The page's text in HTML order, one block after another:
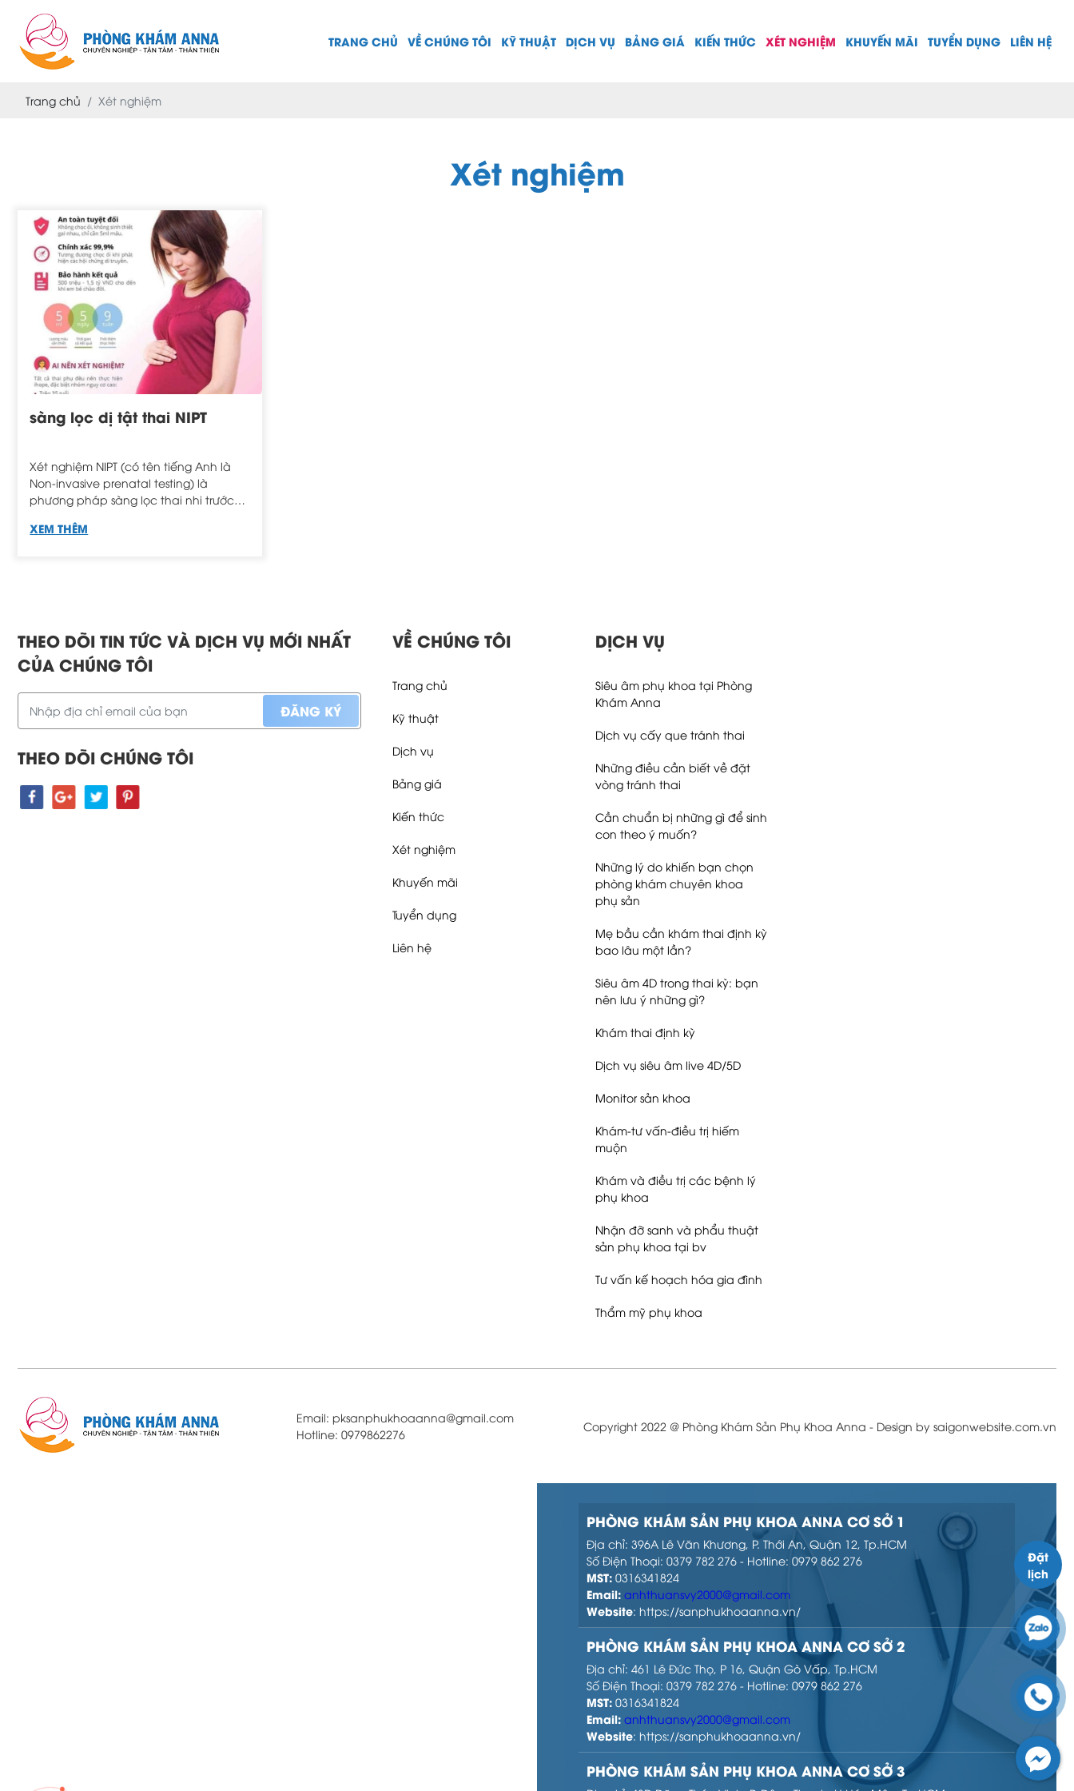
TRANG CHỦ VỀ CHÚNG TÔI KỸ THUẬT DỊCH VỤ BẢNG GIÁ KIẾN THỨC XÉT NGHIỆM KHUYẾN MÃI TUYỂN DỤNG LIÊN HỆ
Trang chủ Xét nghiệm
Xét nghiệm
sàng lọc dị tật thai NIPT
Xét nghiệm NIPT (có tên tiếng Anh là
Non-invasive prenatal testing) là
phương pháp sàng lọc thai nhi trước
Phương pháp này được nhiều thai phụ
XEM THÊM
THEO DÕI TIN TỨC VÀ DỊCH VỤ MỚI NHẤT
CỦA CHÚNG TÔI
THEO DÕI CHÚNG TÔI
VỀ CHÚNG TÔI
Trang chủ
Kỹ thuật
Dịch vụ
Bảng giá
Kiến thức
Xét nghiệm
Khuyến mãi
Tuyển dụng
Liên hệ
DỊCH VỤ
Siêu âm phụ khoa tại Phòng
Khám Anna
Dịch vụ cấy que tránh thai
Những điều cần biết về đặt
vòng tránh thai
Cần chuẩn bị những gì để sinh
con theo ý muốn?
Những lý do khiến bạn chọn
phòng khám chuyên khoa
phụ sản
Mẹ bầu cần khám thai định kỳ
bao lâu một lần?
Siêu âm 4D trong thai kỳ: bạn
nên lưu ý những gì?
Khám thai định kỳ
Dịch vụ siêu âm live 4D/5D
Monitor sản khoa
Khám-tư vấn-điều trị hiếm
muộn
Khám và điều trị các bệnh lý
phụ khoa
Nhận đỡ sanh và phẩu thuật
sản phụ khoa tại bv
Tư vấn kế hoạch hóa gia đình
Thẩm mỹ phụ khoa
Email: pksanphukhoaanna@gmail.com
Hotline: 0979862276
Copyright 2022 @ Phòng Khám Sản Phụ Khoa Anna - Design by saigonwebsite.com.vn
PHÒNG KHÁM SẢN PHỤ KHOA ANNA CƠ SỞ 1
Địa chỉ: 396A Lê Văn Khương, P. Thới An, Quận 12, Tp.HCM
Số Điện Thoại: 0379 782 276 - Hotline: 0979 862 276
MST: 0316341824
Email: anhthuansvy2000@gmail.com
Website: https://sanphukhoaanna.vn/
PHÒNG KHÁM SẢN PHỤ KHOA ANNA CƠ SỞ 2
Địa chỉ: 461 Lê Đức Thọ, P 16, Quận Gò Vấp, Tp.HCM
Số Điện Thoại: 0379 782 276 - Hotline: 0979 862 276
MST: 0316341824
Email: anhthuansvy2000@gmail.com
Website: https://sanphukhoaanna.vn/
PHÒNG KHÁM SẢN PHỤ KHOA ANNA CƠ SỞ 3
Đặt
lịch